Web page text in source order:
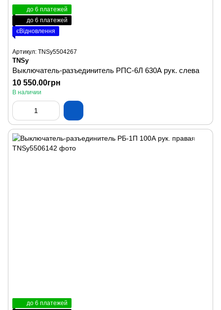
до 6 платежей
до 6 платежей
єВідновлення
Артикул: TNSy5504267
TNSy
Выключатель-разъединитель РПС-6Л 630А рук. слева
10 550.00грн
В наличии
до 6 платежей